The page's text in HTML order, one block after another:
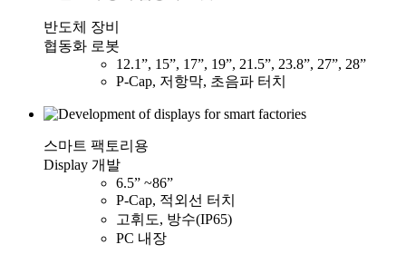
반도체 장비
협동화 로봇
12.1”, 15”, 17”, 19”, 21.5”, 23.8”, 27”, 28”
P-Cap, 저항막, 초음파 터치
스마트 팩토리용
Display 개발
6.5” ~86”
P-Cap, 적외선 터치
고휘도, 방수(IP65)
PC 내장